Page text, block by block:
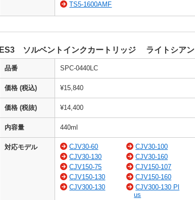
TS5-1600AMF
ES3 ソルベントインクカートリッジ ライトシアン
品番 SPC-0440LC
価格 (税込) ¥15,840
価格 (税抜) ¥14,400
内容量 440ml
対応モデル CJV30-60
CJV30-100
CJV30-130
CJV30-160
CJV150-75
CJV150-107
CJV150-130
CJV150-160
CJV300-130
CJV300-130 Pl
us